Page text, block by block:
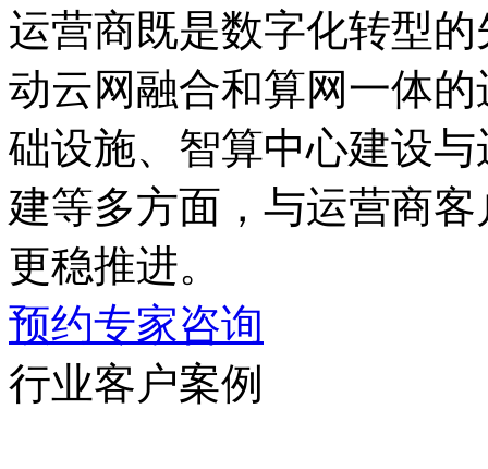
运营商既是数字化转型的
动云网融合和算网一体的
础设施、智算中心建设
建等多方面，与运营商客
更稳推进。
预约专家咨询
行业客户案例